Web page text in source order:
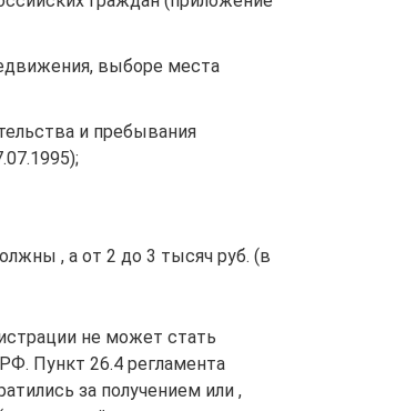
выборе места
и пребывания
, а от 2 до 3 тысяч руб. (в
не может стать
Пункт 26.4 регламента
за получением или ,